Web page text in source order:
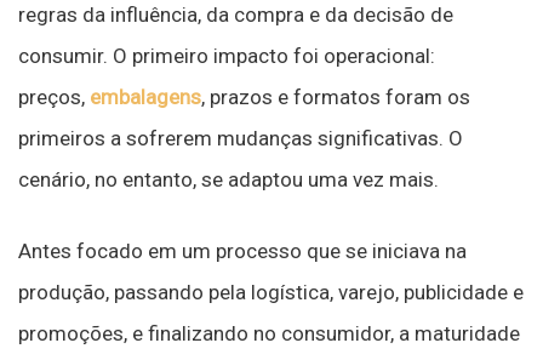
regras da influência, da compra e da decisão de
consumir. O primeiro impacto foi operacional:
preços, embalagens, prazos e formatos foram os
primeiros a sofrerem mudanças significativas. O
cenário, no entanto, se adaptou uma vez mais.
Antes focado em um processo que se iniciava na
produção, passando pela logística, varejo, publicidade e
promoções, e finalizando no consumidor, a maturidade